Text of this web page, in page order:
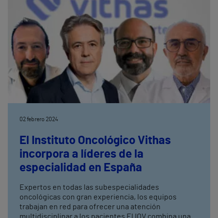
02 febrero 2024
El Instituto Oncológico Vithas
incorpora a líderes de la
especialidad en España
Expertos en todas las subespecialidades
oncológicas con gran experiencia, los equipos
trabajan en red para ofrecer una atención